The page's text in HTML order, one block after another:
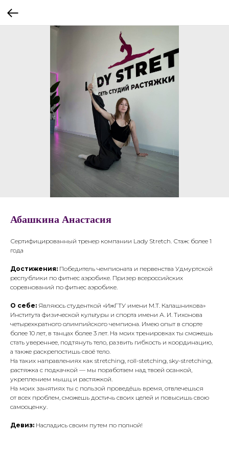
Абашкина Анастасия
Сертифицированный тренер компании Lady Stretch. Стаж: более 1
года
Достижения: Победитель чемпионата и первенства Удмуртской
республики по фитнес аэробике. Призер всероссийских
соревнований по фитнес аэробике.
О себе: Являюсь студенткой «ИжГТУ имени М.Т. Калашникова»
Института физической культуры и спорта имени А. И. Тихонова
четырехкратного олимпийского чемпиона. Имею опыт в спорте
более 10 лет, в танцах более 3 лет. На моих тренировках ты сможешь
стать увереннее, подтянуть тело, развить гибкость и координацию,
а также раскрепостишь своё тело.
На таких направлениях как stretching, roll-stetching, sky-stretching,
растяжка с подкачкой — мы поработаем над твоей осанкой,
укреплением мышц и растяжкой.
На моих занятиях ты с пользой проведёшь время, отвлечешься
от всех проблем, сможешь достичь своих целей и повысишь свою
самооценку.
Девиз: Насладись своим путем по полной!